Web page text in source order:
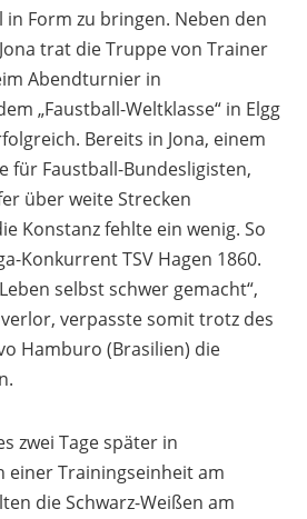
Form zu bringen. Neben den
trat die Truppe von Trainer
Abendturnier in
„Faustball-Weltklasse“ in Elgg
Bereits in Jona, einem
für Faustball-Bundesligisten,
über weite Strecken
Konstanz fehlte ein wenig. So
Konkurrent TSV Hagen 1860.
selbst schwer gemacht“,
verpasste somit trotz des
Hamburo (Brasilien) die
zwei Tage später in
einer Trainingseinheit am
die Schwarz-Weißen am